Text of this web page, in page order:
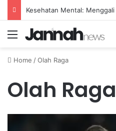
Menu
Home /Olah Raga
Olah Raga